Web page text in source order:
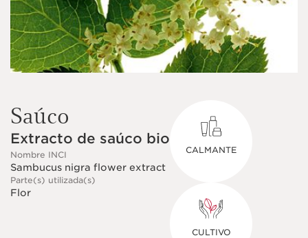
Saúco
Extracto de saúco bio
Nombre INCI
Sambucus nigra flower extract
Parte(s) utilizada(s)
Flor
CALMANTE
CULTIVO